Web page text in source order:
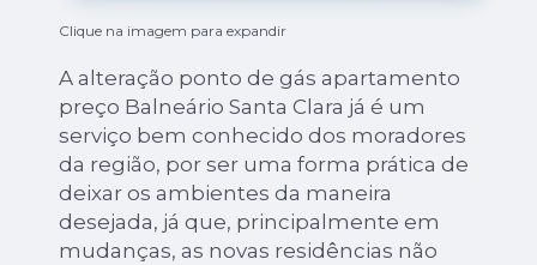
Clique na imagem para expandir
A alteração ponto de gás apartamento
preço Balneário Santa Clara já é um
serviço bem conhecido dos moradores
da região, por ser uma forma prática de
deixar os ambientes da maneira
desejada, já que, principalmente em
mudanças, as novas residências não